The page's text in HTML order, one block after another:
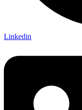
Linkedin